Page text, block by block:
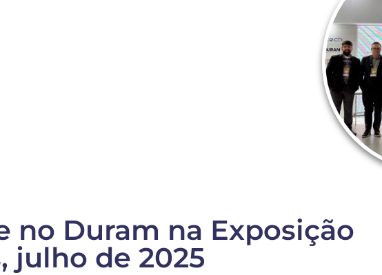
no Duram na Exposição
julho de 2025